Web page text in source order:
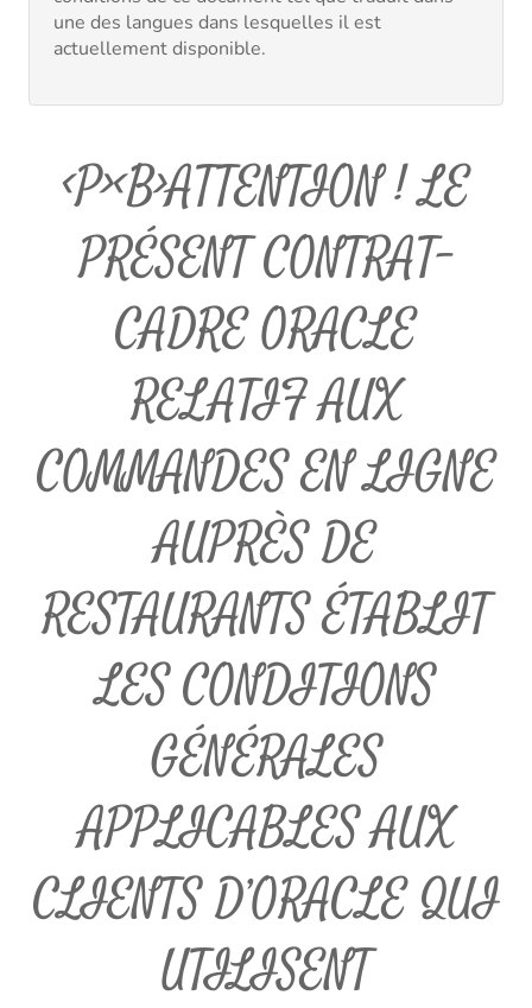
une des langues dans lesquelles il est
actuellement disponible.
<p><b>ATTENTION ! LE
PRÉSENT CONTRAT-
CADRE ORACLE
RELATIF AUX
COMMANDES EN LIGNE
AUPRÈS DE
RESTAURANTS ÉTABLIT
LES CONDITIONS
GÉNÉRALES
APPLICABLES AUX
CLIENTS D’ORACLE QUI
UTILISENT